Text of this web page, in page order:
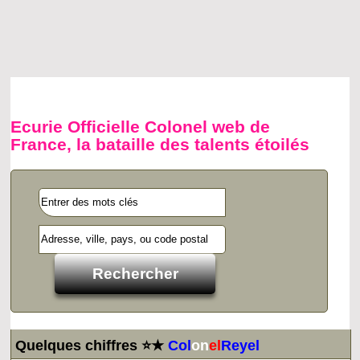
Ecurie Officielle Colonel web de
France, la bataille des talents étoilés
Quelques chiffres ⭐★ColonelReyel